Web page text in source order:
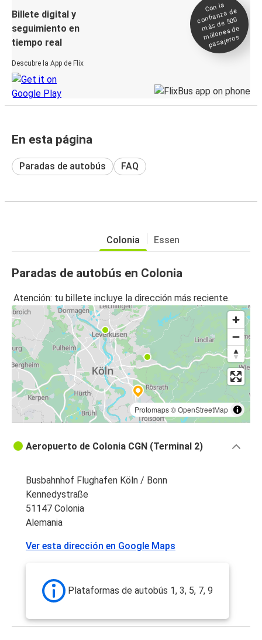
Billete digital y
seguimiento en
tiempo real
Descubre la App de Flix
Con la
confianza de
más de 500
millones de
pasajeros
En esta página
Paradas de autobús FAQ
Colonia Essen
Paradas de autobús en Colonia
Atención: tu billete incluye la dirección más reciente.
Protomaps©OpenStreetMap
Aeropuerto de Colonia CGN (Terminal 2)
Busbahnhof Flughafen Köln / Bonn
Kennedystraße
51147 Colonia
Alemania
Ver esta dirección en Google Maps
Plataformas de autobús 1, 3, 5, 7, 9